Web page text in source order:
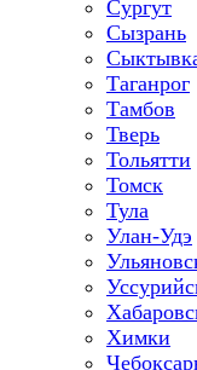
Сургут
Сызрань
Таганрог
Тамбов
Тверь
Тольятти
Томск
Тула
Улан-Удэ
Химки